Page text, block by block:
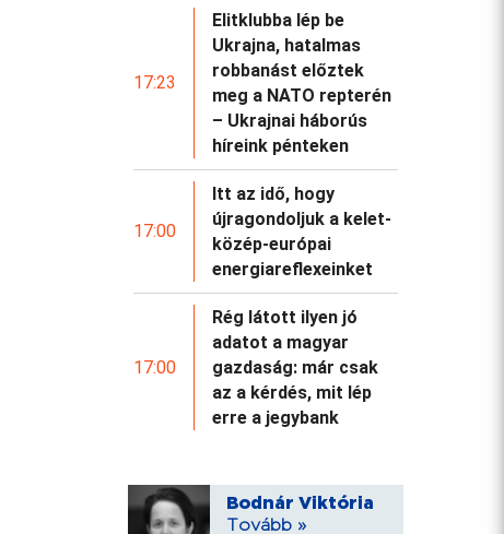
17:23
Elitklubba lép be
Ukrajna, hatalmas
robbanást előztek
meg a NATO repterén
– Ukrajnai háborús
híreink pénteken
17:00
Itt az idő, hogy
újragondoljuk a kelet-
közép-európai
energiareflexeinket
17:00
Rég látott ilyen jó
adatot a magyar
gazdaság: már csak
az a kérdés, mit lép
erre a jegybank
Bodnár Viktória
Tovább »